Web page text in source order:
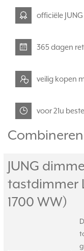
officiële
365 dagen
veilig kopen
voor 21u
JUNG
tastdimmer
1700 WW)